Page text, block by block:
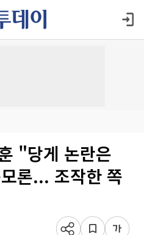
"당게 논란은
론... 조작한 쪽